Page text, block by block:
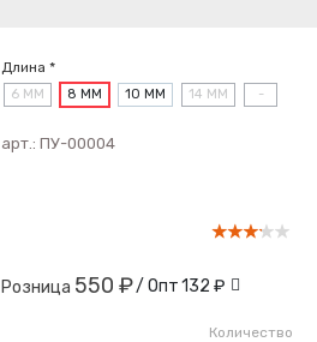
Длина *
6 ММ 8 ММ 10 ММ 14 ММ -
арт.: ПУ-00004
Розница 550 ₽/ Опт132 ₽
Количество